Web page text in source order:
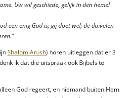
Uw wil geschiede, gelijk in den hemel
een enig God is; gij doet wel; de duivelen
Shalom Arush) horen uitleggen dat er 3
ik dat die uitspraak ook Bijbels te
God regeert, en niemand buiten Hem.